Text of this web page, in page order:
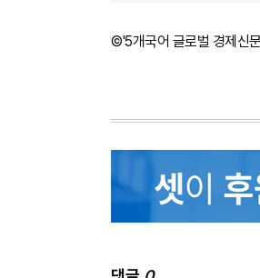
©'5개국어 글로벌 경제신